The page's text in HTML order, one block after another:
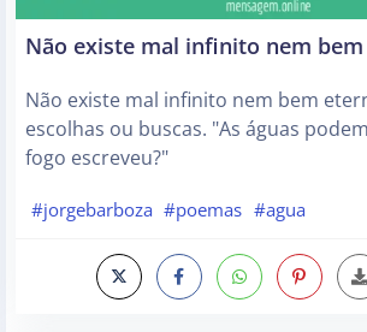
Não existe mal infinito nem
Não existe mal infinito nem bem
escolhas ou buscas. "As águas
fogo escreveu?"
#jorgebarboza #poemas #agua